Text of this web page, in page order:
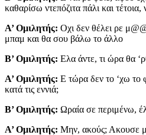
καθαρίσω ντεπόζιτα πάλι και
Α’ Ομιλητής: Οχι δεν θέλει ρε
μπαμ και θα σου βάλω το άλλο
Β’ Ομιλητής: Ελα άντε, τι ώρα θα
Α’ Ομιλητής: Ε τώρα δεν το ‘χω το
κατά τις εννιά;
Β’ Ομιλητής: Ωραία σε περιμένω,
Α’ Ομιλητής: Μην, ακούς; Ακουσε